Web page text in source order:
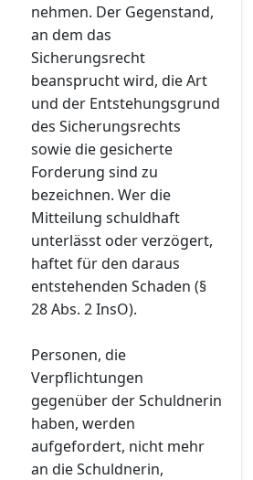
nehmen. Der Gegenstand,
an dem das
Sicherungsrecht
beansprucht wird, die Art
und der Entstehungsgrund
des Sicherungsrechts
sowie die gesicherte
Forderung sind zu
bezeichnen. Wer die
Mitteilung schuldhaft
unterlässt oder verzögert,
haftet für den daraus
entstehenden Schaden (§
28 Abs. 2 InsO).
Personen, die
Verpflichtungen
gegenüber der Schuldnerin
haben, werden
aufgefordert, nicht mehr
an die Schuldnerin,